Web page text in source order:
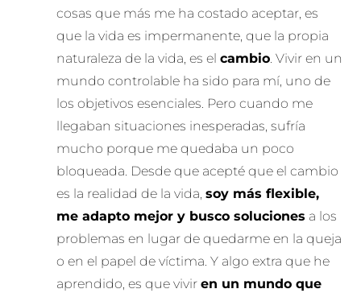
cosas que más me ha costado aceptar, es
que la vida es impermanente, que la propia
naturaleza de la vida, es elcambio. Vivir en un
mundo controlable ha sido para mí, uno de
los objetivos esenciales. Pero cuando me
llegaban situaciones inesperadas, sufría
mucho porque me quedaba un poco
bloqueada. Desde que acepté que el cambio
es la realidad de la vida,soy más flexible,
me adapto mejor y busco soluciones a los
problemas en lugar de quedarme en la queja
o en el papel de víctima. Y algo extra que he
aprendido, es que viviren un mundo que